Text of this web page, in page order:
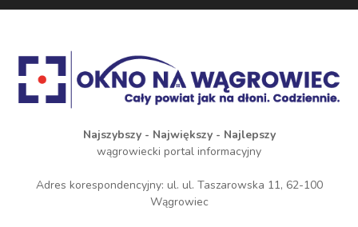
Najszybszy - Największy - Najlepszy
wągrowiecki portal informacyjny
Adres korespondencyjny: ul. ul. Taszarowska 11, 62-100
Wągrowiec